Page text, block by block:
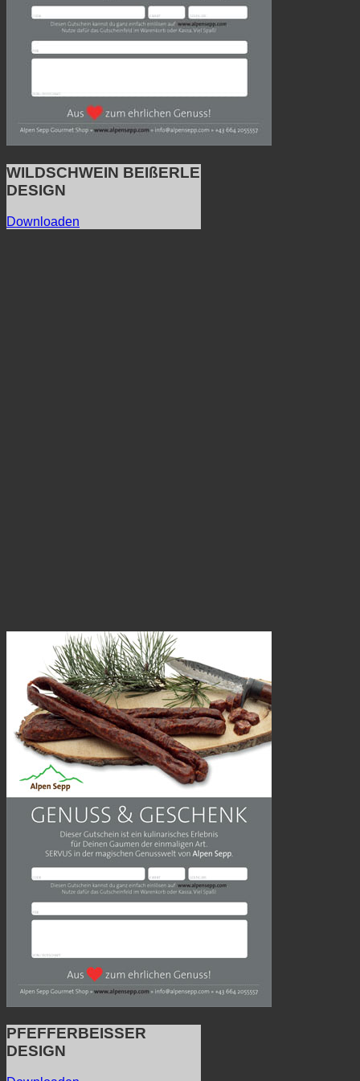
WILDSCHWEIN BEIßERLE
DESIGN
Downloaden
PFEFFERBEISSER
DESIGN